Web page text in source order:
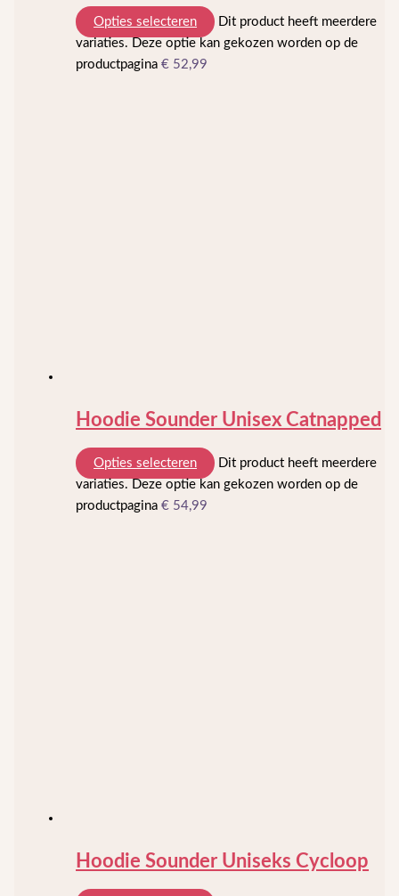
Opties selecteren
Dit product heeft meerdere
variaties. Deze optie kan gekozen worden op de
productpagina€ 52,99
Hoodie Sounder Unisex Catnapped
Opties selecteren
Dit product heeft meerdere
variaties. Deze optie kan gekozen worden op de
productpagina€ 54,99
Hoodie Sounder Uniseks Cycloop